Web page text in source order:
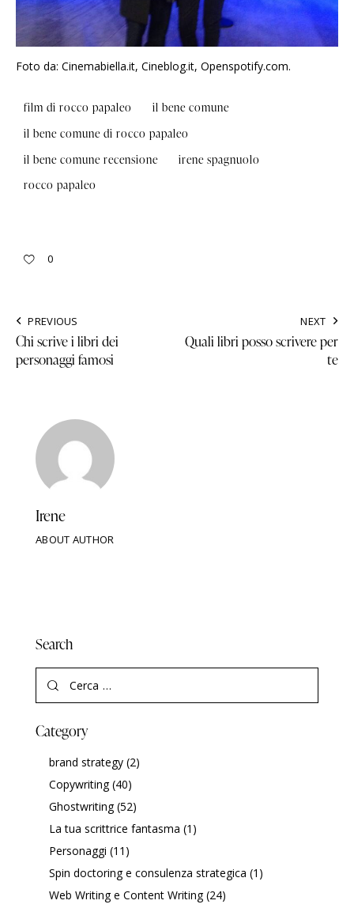
Foto da: Cinemabiella.it, Cineblog.it, Openspotify.com.
film di rocco papaleo
il bene comune
il bene comune di rocco papaleo
il bene comune recensione
irene spagnuolo
rocco papaleo
0
PREVIOUS
Chi scrive i libri dei
personaggi famosi
NEXT
Quali libri posso scrivere per
te
Irene
ABOUT AUTHOR
Search
Category
brand strategy(2)
Copywriting(40)
Ghostwriting(52)
La tua scrittrice fantasma (1)
Personaggi (11)
Spin doctoring e consulenza strategica (1)
Web Writing e Content Writing(24)